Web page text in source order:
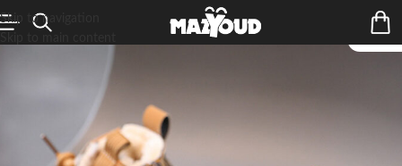
Skip to navigation